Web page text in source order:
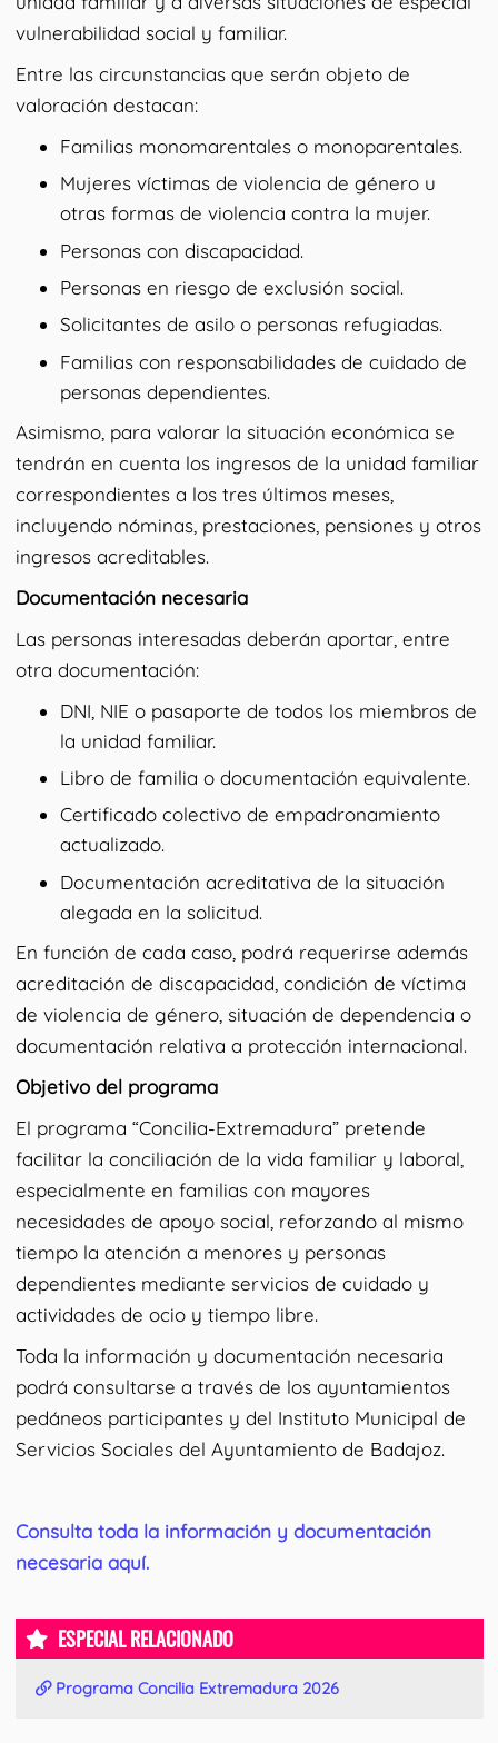
vulnerabilidad social y familiar.
Entre las circunstancias que serán objeto de
valoración destacan:
Familias monomarentales o monoparentales.
Mujeres víctimas de violencia de género u
otras formas de violencia contra la mujer.
Personas con discapacidad.
Personas en riesgo de exclusión social.
Solicitantes de asilo o personas refugiadas.
Familias con responsabilidades de cuidado de
personas dependientes.
Asimismo, para valorar la situación económica se
tendrán en cuenta los ingresos de la unidad familiar
correspondientes a los tres últimos meses,
incluyendo nóminas, prestaciones, pensiones y otros
ingresos acreditables.
Documentación necesaria
Las personas interesadas deberán aportar, entre
otra documentación:
DNI, NIE o pasaporte de todos los miembros de
la unidad familiar.
Libro de familia o documentación equivalente.
Certificado colectivo de empadronamiento
actualizado.
Documentación acreditativa de la situación
alegada en la solicitud.
En función de cada caso, podrá requerirse además
acreditación de discapacidad, condición de víctima
de violencia de género, situación de dependencia o
documentación relativa a protección internacional.
Objetivo del programa
El programa “Concilia-Extremadura” pretende
facilitar la conciliación de la vida familiar y laboral,
especialmente en familias con mayores
necesidades de apoyo social, reforzando al mismo
tiempo la atención a menores y personas
dependientes mediante servicios de cuidado y
actividades de ocio y tiempo libre.
Toda la información y documentación necesaria
podrá consultarse a través de los ayuntamientos
pedáneos participantes y del Instituto Municipal de
Servicios Sociales del Ayuntamiento de Badajoz.
Consulta toda la información y documentación
necesaria aquí.
ESPECIAL RELACIONADO
Programa Concilia Extremadura 2026